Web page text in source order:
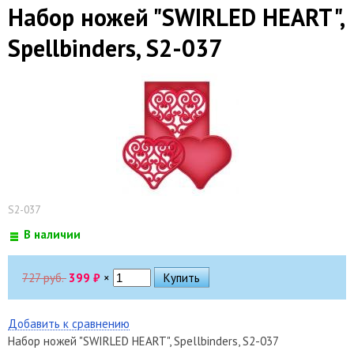
Набор ножей "SWIRLED HEART",
Spellbinders, S2-037
S2-037
В наличии
727 руб. 399 ₽ ×
Добавить к сравнению
Набор ножей "SWIRLED HEART", Spellbinders, S2-037